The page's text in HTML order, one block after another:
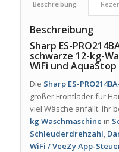
Beschreibung
Beschreibung
Sharp ES-
schwarze 12-kg-
WiFi und AquaStop
Die Sharp ES-
großer Frontlader für
viel Wäsche anfällt. Ihr
kg Waschmaschine in
Schleuderdrehzahl
WiFi / VeeZy App-